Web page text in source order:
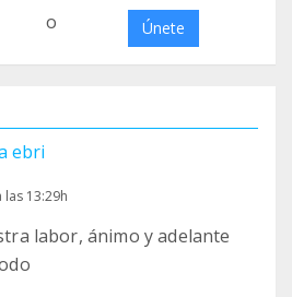
o Únete
ebri
las 13:29h
labor, ánimo y adelante